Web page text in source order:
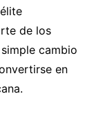
de los
cambio
en